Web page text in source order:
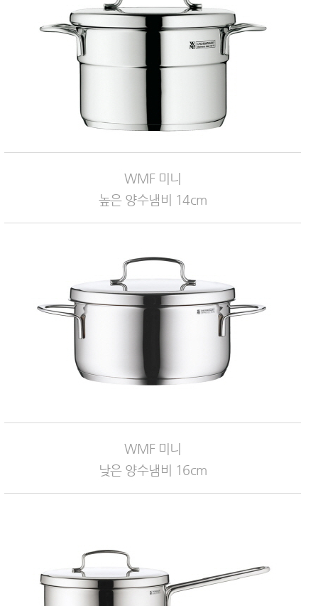
WMF 미니
높은 양수냄비 14cm
WMF 미니
낮은 양수냄비 16cm